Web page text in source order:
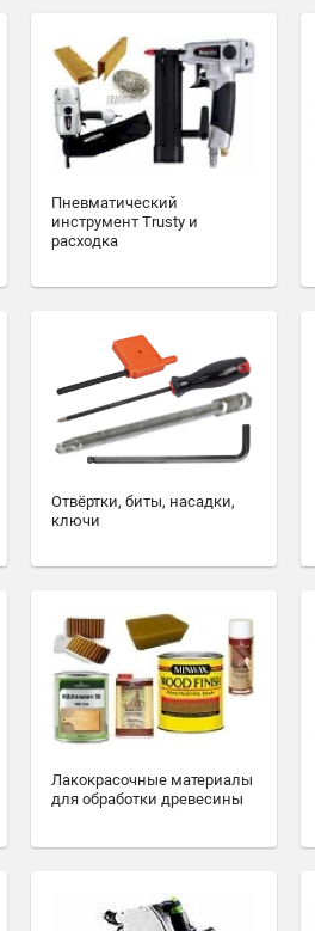
Пневматический
инструмент Trusty и
расходка
Отвёртки, биты, насадки,
ключи
Лакокрасочные материалы
для обработки древесины